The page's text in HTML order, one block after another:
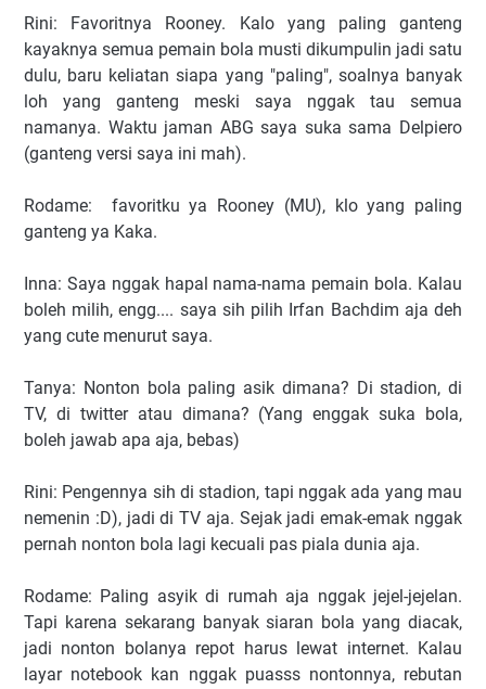
Rini: Favoritnya Rooney. Kalo yang paling ganteng
kayaknya semua pemain bola musti dikumpulin jadi satu
dulu, baru keliatan siapa yang "paling", soalnya banyak
loh yang ganteng meski saya nggak tau semua
namanya. Waktu jaman ABG saya suka sama Delpiero
(ganteng versi saya ini mah).
Rodame: favoritku ya Rooney (MU), klo yang paling
ganteng ya Kaka.
Inna: Saya nggak hapal nama-nama pemain bola. Kalau
boleh milih, engg.... saya sih pilih Irfan Bachdim aja deh
yang cute menurut saya.
Tanya: Nonton bola paling asik dimana? Di stadion, di
TV, di twitter atau dimana? (Yang enggak suka bola,
boleh jawab apa aja, bebas)
Rini: Pengennya sih di stadion, tapi nggak ada yang mau
nemenin :D), jadi di TV aja. Sejak jadi emak-emak nggak
pernah nonton bola lagi kecuali pas piala dunia aja.
Rodame: Paling asyik di rumah aja nggak jejel-jejelan.
Tapi karena sekarang banyak siaran bola yang diacak,
jadi nonton bolanya repot harus lewat internet. Kalau
layar notebook kan nggak puasss nontonnya, rebutan